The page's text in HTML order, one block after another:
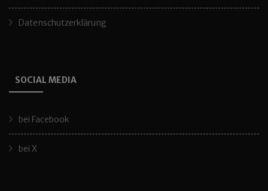
Datenschutzerklärung
SOCIAL MEDIA
bei Facebook
bei X